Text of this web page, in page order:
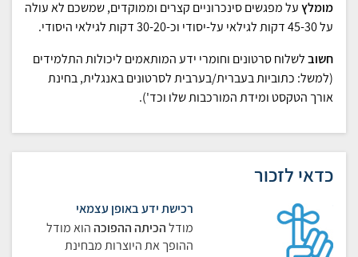
מומלץעל מפגשים סינכרוניים קצרים וממוקדים, שמשכם לא עולה
על 45-30 דקות לגילאי על-יסודי וכ-30-20 דקות לגילאי היסודי.
חשובלשלוח סרטונים וחומרי ידע המותאמים ליכולות התלמידים
(למשל: כתוביות בעברית/בערבית לסרטונים באנגלית, בחינת
אורך הטקסט ומידת המורכבות שלו וכד').
כדאי לזכור
רכישת ידע באופן עצמאי
מודלהכיתהההפוכההוא מודל
ההופך את היוצרות מבחינת